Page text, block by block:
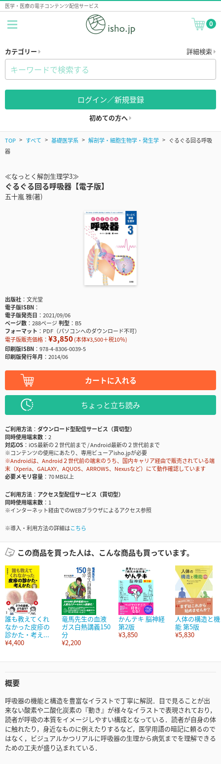
医学・医療の電子コンテンツ配信サービス
0
カテゴリー 詳細検索
ログイン／新規登録
初めての方へ
TOP すべて 基礎医学系 解剖学・細胞生物学・発生学
ぐるぐる回る呼吸
器
≪なっとく解剖生理学3≫
ぐるぐる回る呼吸器【電子版】
五十嵐 雅(著)
出版社
文光堂
電子版ISBN
電子版発売日
2021/09/06
ページ数
288ページ判型
B5
フォーマット
PDF（パソコンへのダウンロード不可）
電子版販売価格： ¥3,850(本体¥3,500＋税10％)
印刷版ISBN
978-4-8306-0039-5
印刷版発行年月
2014/06
カートに入れる
ちょっと立ち読み
ご利用方法
ダウンロード型配信サービス（買切型）
同時使用端末数
2
対応OS
iOS最新の２世代前まで / Android最新の２世代前まで
※コンテンツの使用にあたり、専用ビューアisho.jpが必要
※Androidは、Android２世代前の端末のうち、国内キャリア経由で販売されている端
末（Xperia、GALAXY、AQUOS、ARROWS、Nexusなど）にて動作確認しています
必要メモリ容量
70 MB以上
ご利用方法
アクセス型配信サービス（買切型）
同時使用端末数
1
※インターネット経由でのWEBブラウザによるアクセス参照
※導入・利用方法の詳細はこちら
この商品を買った人は、こんな商品も買っています。
誰も教えてくれ
なかった皮疹の
診かた・考え...
¥4,400
竜馬先生の血液
ガス白熱講義150
分
¥2,200
かんテキ 脳神経
第2版
¥3,850
人体の構造と機
能 第5版
¥5,830
概要
呼吸器の機能と構造を豊富なイラストで丁寧に解説．目で見ることが出
来ない酸素や二酸化炭素の『動き』が様々なイラストで表現されており，
読者が呼吸の本質をイメージしやすい構成となっている．読者が自身の体
に触れたり，身近なものに例えたりするなど，医学用語の暗記に頼るので
はなく，ビジュアルかつリアルに呼吸器の生理から病気までを理解できる
ための工夫が盛り込まれている．